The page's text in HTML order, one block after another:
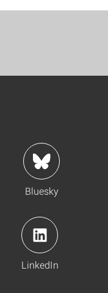
Bluesky
LinkedIn